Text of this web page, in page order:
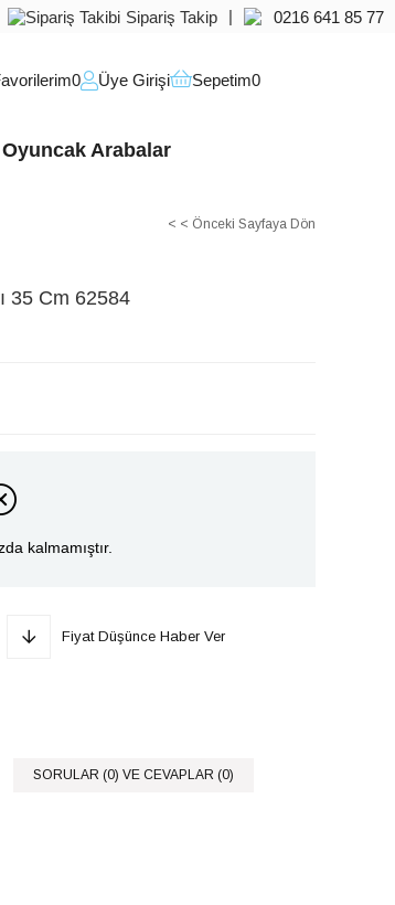
Sipariş Takip | 0216 641 85 77
0 Üye Girişi Sepetim0
Oyuncak Arabalar
< < Önceki Sayfaya Dön
35 Cm 62584
kalmamıştır.
Fiyat Düşünce Haber Ver
SORULAR (0) VE CEVAPLAR (0)